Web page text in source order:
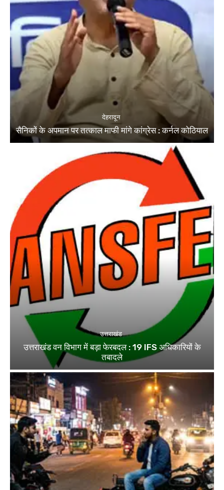
देहरादून
सैनिकों के अपमान पर तत्काल माफी मांगे कांग्रेस : कर्नल कोठियाल
उत्तराखंड
उत्तराखंड वन विभाग में बड़ा फेरबदल : 19 IFS अधिकारियों के
तबादले